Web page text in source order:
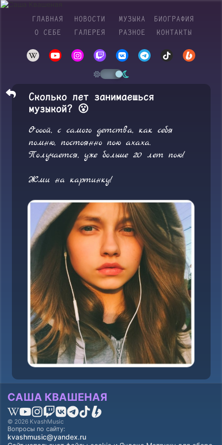
ГЛАВНАЯ НОВОСТИ МУЗЫКА
БИОГРАФИЯ
О СЕБЕ
ГАЛЕРЕЯ РАЗНОЕ КОНТАКТЫ
Сколько лет занимаешься
музыкой? 😮
Оооой, с самого детства, как себя
помню, постоянно пою ахаха.
Получается, уже больше 20 лет пою!
Жми на картинку!
САША КВАШЕНАЯ
© 2026 KvashMusic
Вопросы по сайту:
kvashmusic@yandex.ru